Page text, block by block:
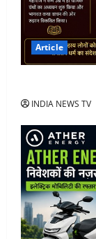
Article
INDIA NEWS TV